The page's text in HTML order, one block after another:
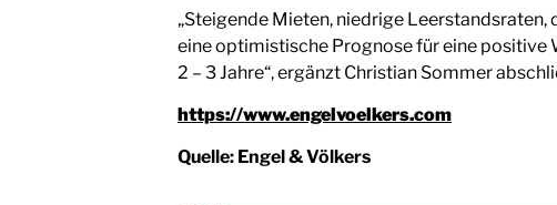
„Steigende Mieten, niedrige
eine optimistische Prognose für eine positive
2 – 3 Jahre“, ergänzt Christian Sommer
https://www.engelvoelkers.com
Quelle: Engel & Völkers